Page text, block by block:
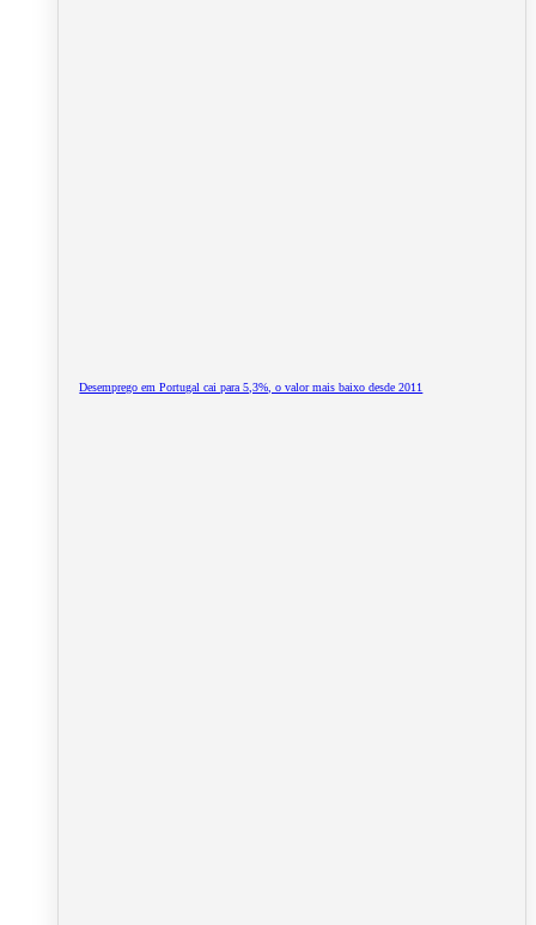
Desemprego em Portugal cai para 5,3%, o valor mais baixo desde 2011